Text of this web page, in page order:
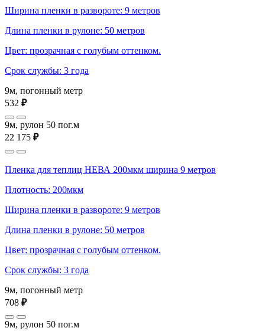
Ширина пленки в развороте: 9 метров
Длина пленки в рулоне: 50 метров
Цвет: прозрачная с голубым оттенком.
Срок службы: 3 года
9м, погонный метр
532 ₽
9м, рулон 50 пог.м
22 175 ₽
Пленка для теплиц НЕВА 200мкм ширина 9 метров
Плотность: 200мкм
Ширина пленки в развороте: 9 метров
Длина пленки в рулоне: 50 метров
Цвет: прозрачная с голубым оттенком.
Срок службы: 3 года
9м, погонный метр
708 ₽
9м, рулон 50 пог.м